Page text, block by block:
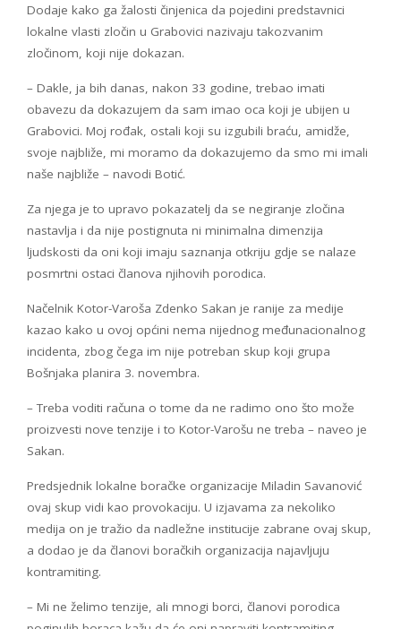
Dodaje kako ga žalosti činjenica da pojedini predstavnici
lokalne vlasti zločin u Grabovici nazivaju takozvanim
zločinom, koji nije dokazan.
– Dakle, ja bih danas, nakon 33 godine, trebao imati
obavezu da dokazujem da sam imao oca koji je ubijen u
Grabovici. Moj rođak, ostali koji su izgubili braću, amidže,
svoje najbliže, mi moramo da dokazujemo da smo mi imali
naše najbliže – navodi Botić.
Za njega je to upravo pokazatelj da se negiranje zločina
nastavlja i da nije postignuta ni minimalna dimenzija
ljudskosti da oni koji imaju saznanja otkriju gdje se nalaze
posmrtni ostaci članova njihovih porodica.
Načelnik Kotor-Varoša Zdenko Sakan je ranije za medije
kazao kako u ovoj općini nema nijednog međunacionalnog
incidenta, zbog čega im nije potreban skup koji grupa
Bošnjaka planira 3. novembra.
– Treba voditi računa o tome da ne radimo ono što može
proizvesti nove tenzije i to Kotor-Varošu ne treba – naveo je
Sakan.
Predsjednik lokalne boračke organizacije Miladin Savanović
ovaj skup vidi kao provokaciju. U izjavama za nekoliko
medija on je tražio da nadležne institucije zabrane ovaj skup,
a dodao je da članovi boračkih organizacija najavljuju
kontramiting.
– Mi ne želimo tenzije, ali mnogi borci, članovi porodica